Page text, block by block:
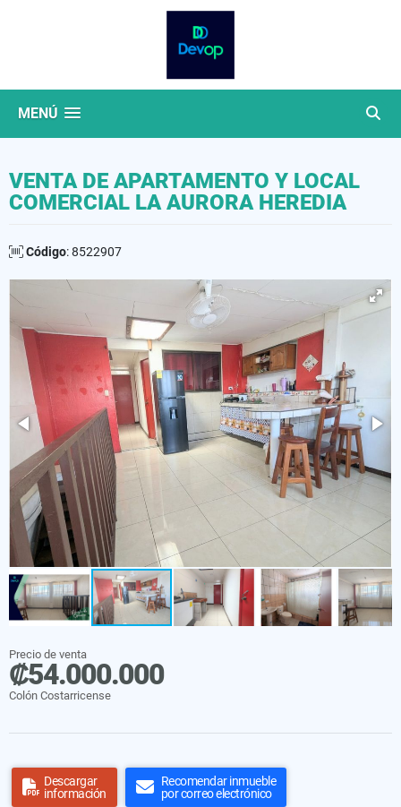
MENÚ
VENTA DE APARTAMENTO Y LOCAL
COMERCIAL LA AURORA HEREDIA
Código: 8522907
Precio de venta
₡54.000.000
Colón Costarricense
Descargar
información
Recomendar inmueble
por correo electrónico